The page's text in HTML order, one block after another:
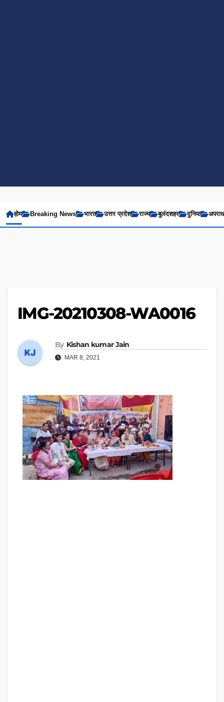
होम Breaking News भारत उत्तर प्रदेश राज्य बुलंदशहर दुनिया अपराध
IMG-20210308-WA0016
By Kishan kumar Jain
MAR 8, 2021